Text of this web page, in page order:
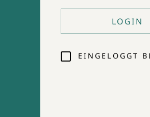
LOGIN
EINGELOGGT